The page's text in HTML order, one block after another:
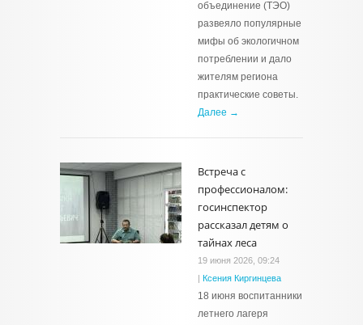
объединение (ТЭО)
развеяло популярные
мифы об экологичном
потреблении и дало
жителям региона
практические советы.
Далее →
Встреча с
профессионалом:
госинспектор
рассказал детям о
тайнах леса
19 июня 2026, 09:24
| Ксения Киргинцева
18 июня воспитанники
летнего лагеря